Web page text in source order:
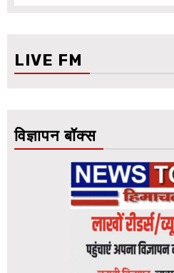
LIVE FM
विज्ञापन बॉक्स